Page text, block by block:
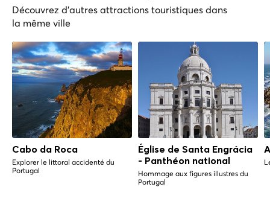
Découvrez d'autres attractions touristiques dans
la même ville
Cabo da Roca
Explorer le littoral accidenté du
Portugal
Église de Santa Engrácia
- Panthéon national
Hommage aux figures illustres du
Portugal